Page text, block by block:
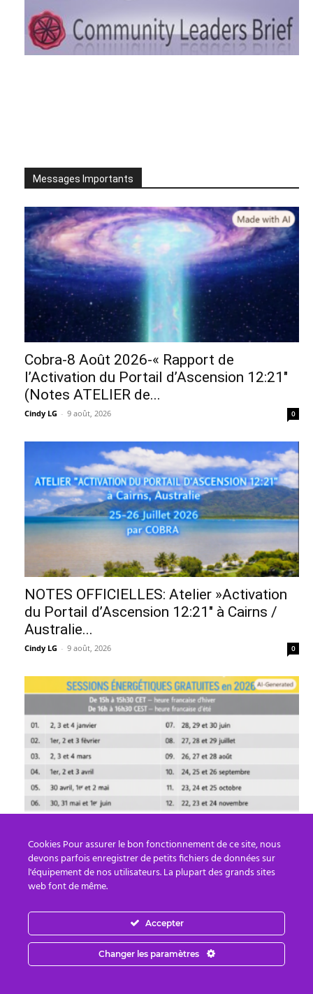
Messages Importants
Cobra-8 Août 2026-« Rapport de
l’Activation du Portail d’Ascension 12:21″
(Notes ATELIER de...
Cindy LG - 9 août, 2026 0
NOTES OFFICIELLES: Atelier »Activation
du Portail d’Ascension 12:21″ à Cairns /
Australie...
Cindy LG - 9 août, 2026 0
29 Juillet(+dates pour 2026)+Méditations
de...
Cindy LG - 26 juillet, 2026
Cookies Pour assurer le bon fonctionnement de ce site, nous
devons parfois enregistrer de petits fichiers de données sur
l'équipement de nos utilisateurs. La plupart des grands sites
web font de même.
Accepter
Changer les paramètres